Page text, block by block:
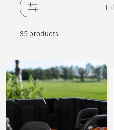
performance di cui
ne è una parte
Tecnologia, innovazione
coniugano
compromessi in termini
conoscere la nostra
35 products
Tutti
i
prodotti